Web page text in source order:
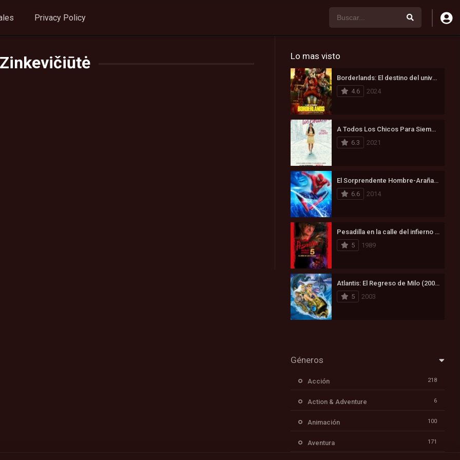
Privacy Policy
Lo mas visto
Borderlands: El destino del universo está en juego (2024)
4.6
2024
A Todos Los Chicos Para Siempre (2021)
6.3
2021
El Sorprendente Hombre-Araña 2: La Amenaza de Electro (2014)
6.6
2014
Pesadilla en la calle del infierno 5: Ha nacido el hijo de Freddy (1989)
5
1989
Atlantis: El Regreso de Milo (2003)
5
2003
Géneros
Acción 218
Action & Adventure 6
Animación 100
Aventura 171